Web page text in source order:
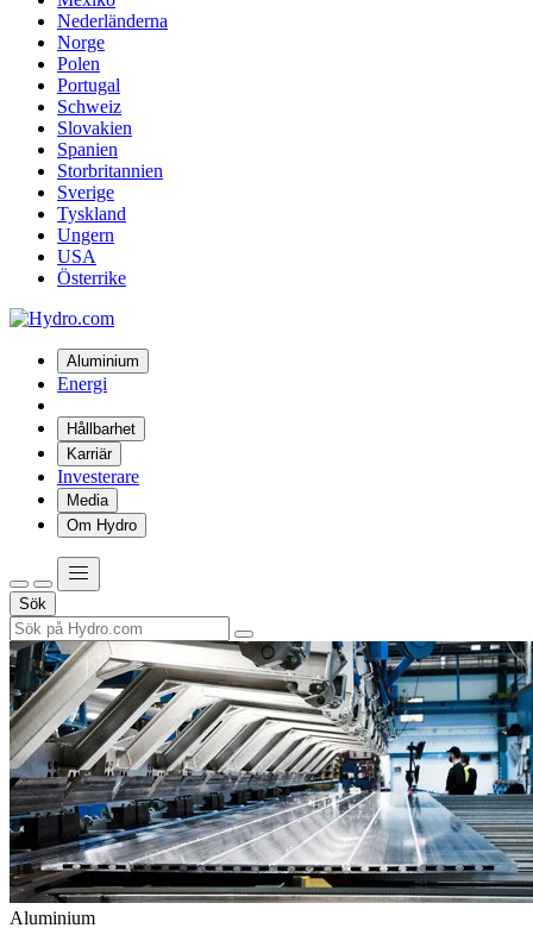
Nederländerna
Norge
Polen
Portugal
Schweiz
Slovakien
Spanien
Storbritannien
Sverige
Tyskland
Ungern
USA
Österrike
Aluminium
Energi
Hållbarhet
Karriär
Investerare
Media
Om Hydro
Sök
Aluminium